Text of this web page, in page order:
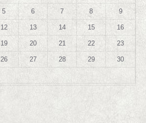
5 6 7 8 9
12 13 14 15 16
19 20 21 22 23
26 27 28 29 30